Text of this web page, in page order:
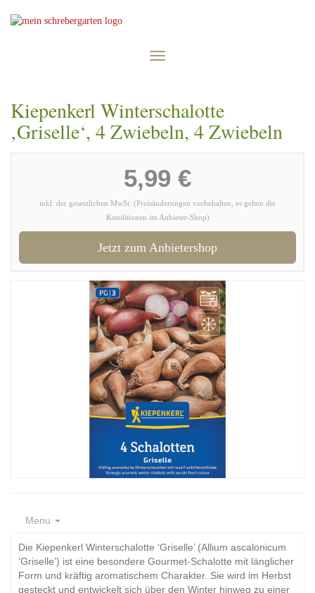
Toggle
Kiepenkerl Winterschalotte
‚Griselle‘, 4 Zwiebeln, 4 Zwiebeln
5,99 €
inkl. der gesetzlichen MwSt. (Preisänderungen vorbehalten, es gelten die
Konditionen im Anbieter-Shop)
Jetzt zum Anbietershop
Menu
Die Kiepenkerl Winterschalotte ‘Griselle’ (Allium ascalonicum
‘Griselle’) ist eine besondere Gourmet-Schalotte mit länglicher
Form und kräftig aromatischem Charakter. Sie wird im Herbst
gesteckt und entwickelt sich über den Winter hinweg zu einer